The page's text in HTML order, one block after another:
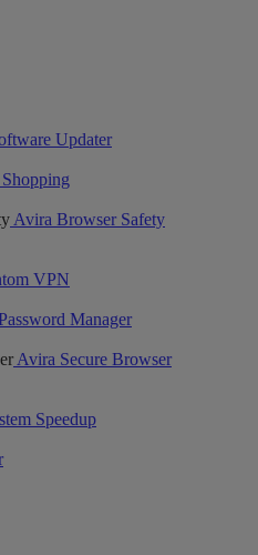
Updater
Shopping
Avira Browser Safety
VPN
Manager
Avira Secure Browser
Speedup